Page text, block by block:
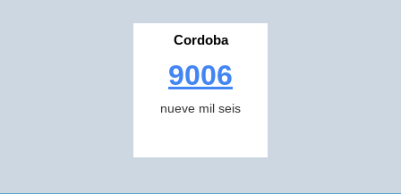
Cordoba
9006
nueve mil seis